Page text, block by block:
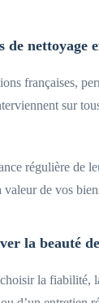
de nettoyage
françaises,
sur
régulière de
de vos
la beauté
la